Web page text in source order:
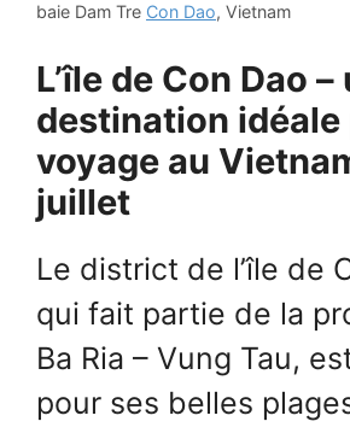
baie Dam Tre Con Dao, Vietnam
L’île de Con Dao –
destination idéale
voyage au
juillet
Le district de l’île de
qui fait partie de la
Ba Ria – Vung Tau,
pour ses belles